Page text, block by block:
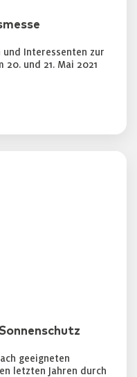
und Interessenten zur
und 21. Mai 2021
geeigneten
letzten Jahren durch